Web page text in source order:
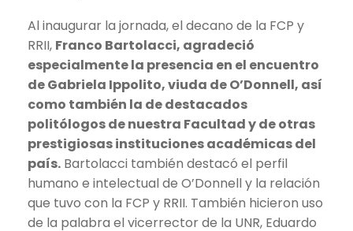
Al inaugurar la jornada, el decano de la FCP y
RRII, Franco Bartolacci, agradeció
especialmente la presencia en el encuentro
de Gabriela Ippolito, viuda de O’Donnell, así
como también la de destacados
politólogos de nuestra Facultad y de otras
prestigiosas instituciones académicas del
país. Bartolacci también destacó el perfil
humano e intelectual de O’Donnell y la relación
que tuvo con la FCP y RRII. También hicieron uso
de la palabra el vicerrector de la UNR, Eduardo